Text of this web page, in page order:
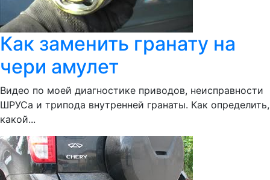
Как заменить гранату на
чери амулет
Видео по моей диагностике приводов, неисправности
ШРУСа и трипода внутренней гранаты. Как определить,
какой...